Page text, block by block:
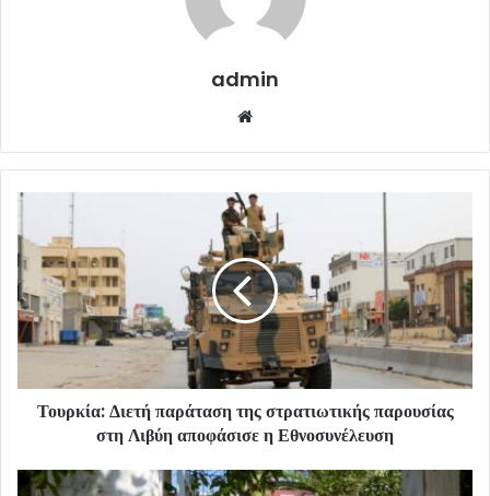
admin
Τουρκία: Διετή παράταση της στρατιωτικής παρουσίας
στη Λιβύη αποφάσισε η Εθνοσυνέλευση